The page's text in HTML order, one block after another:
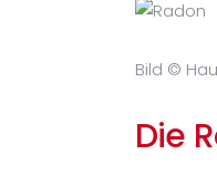
Bild ©
Die